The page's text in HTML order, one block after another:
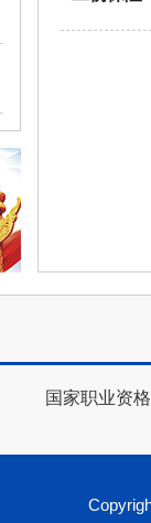
国家职业资